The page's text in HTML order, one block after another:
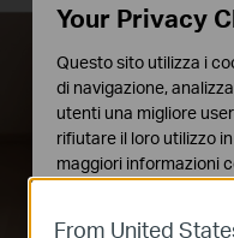
Rilevamento
movimento
Zone di attività
From United
Your Privacy
Questo sito utilizza i
di navigazione,
utenti una migliore
rifiutare il loro utilizzo
maggiori informazioni
Questi cookies sono